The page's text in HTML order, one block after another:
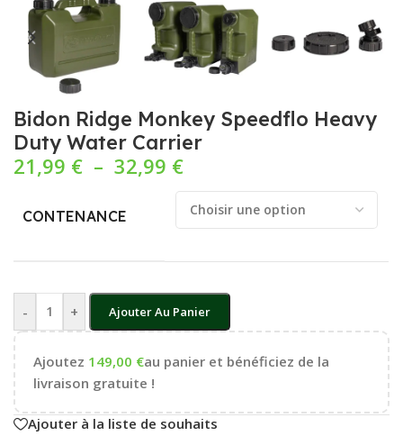
Bidon Ridge Monkey Speedflo Heavy
Duty Water Carrier
21,99 € – 32,99 €
CONTENANCE
- + Ajouter Au Panier
Ajoutez 149,00 €au panier et bénéficiez de la
livraison gratuite !
Ajouter à la liste de souhaits